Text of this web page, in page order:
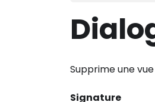
Supprime une
Signature